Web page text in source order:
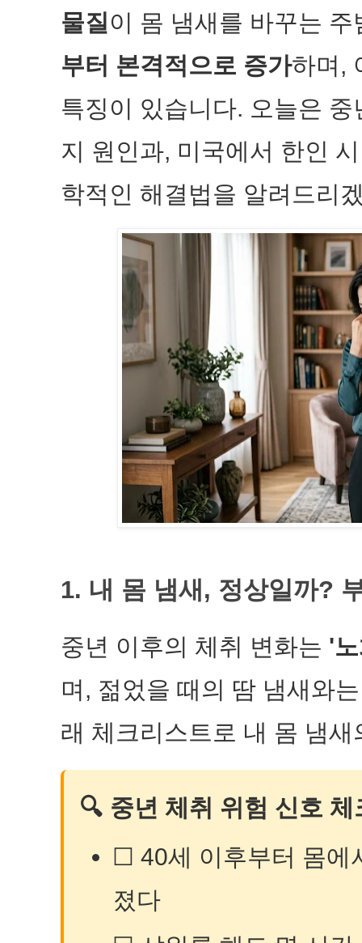
물질 이 몸 냄새를 바꾸는
부터 본격적으로 증가하며,
특징이 있습니다. 오늘은
지 원인과, 미국에서 한인
학적인 해결법을 알려드리
1. 내 몸 냄새, 정상일까?
중년 이후의 체취 변화는 '
며, 젊었을 때의 땀 냄새와
래 체크리스트로 내 몸 냄
🔍 중년 체취 위험 신호 체
☐ 40세 이후부터 몸에
졌다